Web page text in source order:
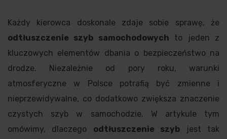
Każdy kierowca doskonale zdaje sobie sprawę, że
odtłuszczenie szyb samochodowych to jeden z
kluczowych elementów dbania o bezpieczeństwo na
drodze. Niezależnie od pory roku, warunki
atmosferyczne w Polsce potrafią być zmienne i
nieprzewidywalne, co dodatkowo zwiększa znaczenie
czystych szyb w samochodzie. W artykule tym
omówimy, dlaczego odtłuszczenie szyb jest tak